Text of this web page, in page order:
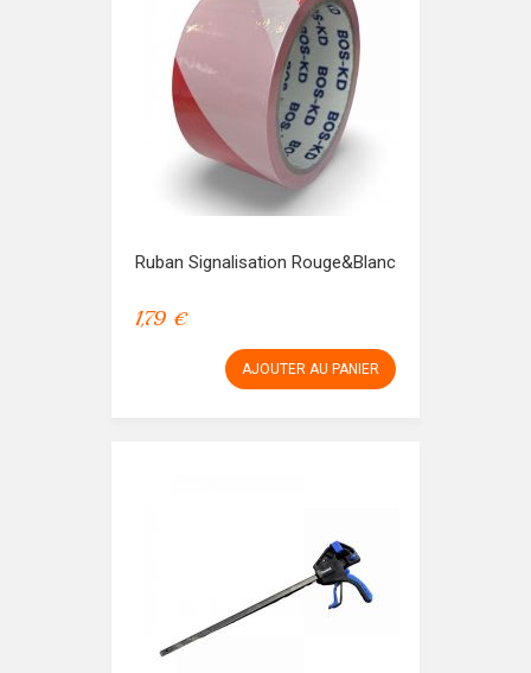
Ruban Signalisation Rouge&Blanc
1,79 €
AJOUTER AU PANIER